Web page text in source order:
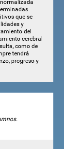
que se
y
del
cerebral
como de
tendrá
progreso y